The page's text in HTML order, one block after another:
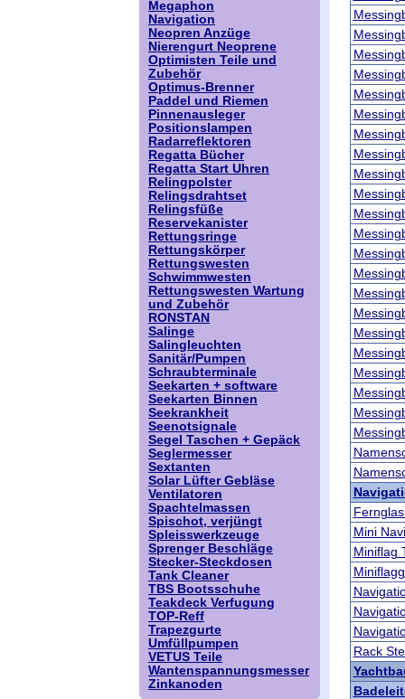
Megaphon
Navigation
Neopren Anzüge
Nierengurt Neoprene
Optimisten Teile und
Zubehör
Optimus-Brenner
Paddel und Riemen
Pinnenausleger
Positionslampen
Radarreflektoren
Regatta Bücher
Regatta Start Uhren
Relingpolster
Relingsdrahtset
Relingsfüße
Reservekanister
Rettungsringe
Rettungskörper
Rettungswesten
Schwimmwesten
Rettungswesten Wartung
und Zubehör
RONSTAN
Salinge
Salingleuchten
Sanitär/Pumpen
Schraubterminale
Seekarten + software
Seekarten Binnen
Seekrankheit
Seenotsignale
Segel Taschen + Gepäck
Seglermesser
Sextanten
Solar Lüfter Gebläse
Ventilatoren
Spachtelmassen
Spischot, verjüngt
Spleisswerkzeuge
Sprenger Beschläge
Stecker-Steckdosen
Tank Cleaner
TBS Bootsschuhe
Teakdeck Verfugung
TOP-Reff
Trapezgurte
Umfüllpumpen
VETUS Teile
Wantenspannungsmesser
Zinkanoden
Mini
Miniflag
Rack